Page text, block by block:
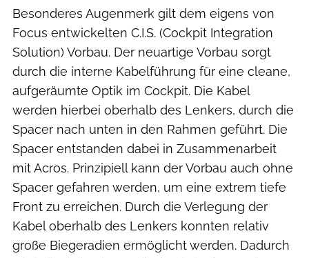
Besonderes Augenmerk gilt dem eigens von
Focus entwickelten C.I.S. (Cockpit Integration
Solution) Vorbau. Der neuartige Vorbau sorgt
durch die interne Kabelführung für eine cleane,
aufgeräumte Optik im Cockpit. Die Kabel
werden hierbei oberhalb des Lenkers, durch die
Spacer nach unten in den Rahmen geführt. Die
Spacer entstanden dabei in Zusammenarbeit
mit Acros. Prinzipiell kann der Vorbau auch ohne
Spacer gefahren werden, um eine extrem tiefe
Front zu erreichen. Durch die Verlegung der
Kabel oberhalb des Lenkers konnten relativ
große Biegeradien ermöglicht werden. Dadurch